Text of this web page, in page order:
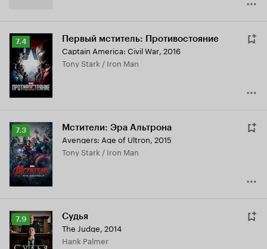
Рейтинг
Кинопоиска
7.4
7.4 Первый мститель: Противостояние
Captain America: Civil War, 2016
Tony Stark / Iron Man
Рейтинг
Кинопоиска
7.3
7.3 Мстители: Эра Альтрона
Avengers: Age of Ultron, 2015
Tony Stark / Iron Man
Рейтинг
Кинопоиска
7.9
7.9 Судья
The Judge, 2014
Hank Palmer